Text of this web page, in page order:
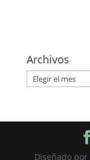
Archivos
Archivos
Diseñado por